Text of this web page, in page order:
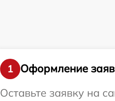
1
Оформление
Оставьте заявку на